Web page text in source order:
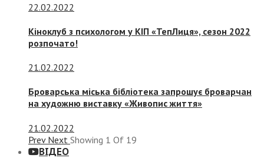
22.02.2022
Кіноклуб з психологом у КІП «ТепЛиця», сезон 2022
розпочато!
21.02.2022
Броварська міська бібліотека запрошує броварчан
на художню виставку «Живопис життя»
21.02.2022
Prev Next Showing 1 Of 19
ВІДЕО